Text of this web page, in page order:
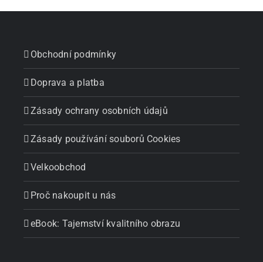
Obchodní podmínky
Doprava a platba
Zásady ochrany osobních údajů
Zásady používání souborů Cookies
Velkoobchod
Proč nakoupit u nás
eBook: Tajemství kvalitního obrazu